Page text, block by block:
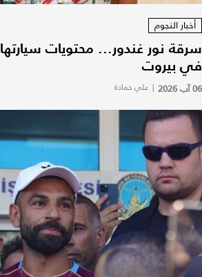
أخبار النجوم
سرقة نور غندور... محتويات
في بيروت
06 آب 2026 | علي حمادة